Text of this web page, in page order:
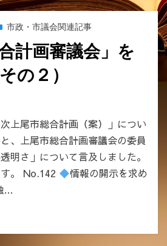
て、
と
言
も
発
し
教
委
の
方
へ
市政・市議会関連記事
計画審議会」を
の２）
上尾市総合計画（案）」につい
、上尾市総合計画審議会の委員
明さ」について言及しました。
。 No.142
情報の開示を求め
…